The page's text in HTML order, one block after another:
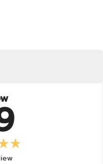
อาหารคลีน โปรตีนแบบ
เป็นวัตถุดิบหลักของส่วน
หมดอายุ: 12/27